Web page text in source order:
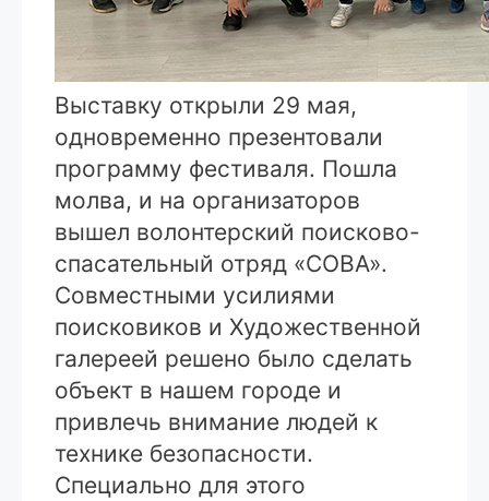
Выставку открыли 29 мая,
одновременно презентовали
программу фестиваля. Пошла
молва, и на организаторов
вышел волонтерский поисково-
спасательный отряд «СОВА».
Совместными усилиями
поисковиков и Художественной
галереей решено было сделать
объект в нашем городе и
привлечь внимание людей к
технике безопасности.
Специально для этого